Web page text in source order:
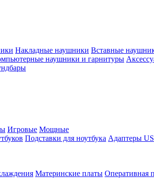
Накладные наушники Вставные
наушники и гарнитуры
Игровые Мощные
Подставки для ноутбука Адаптеры
Материнские платы Оперативная